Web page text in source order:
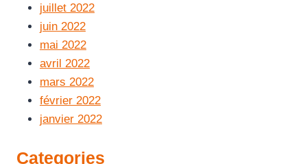
juillet 2022
juin 2022
mai 2022
avril 2022
mars 2022
février 2022
janvier 2022
Categories